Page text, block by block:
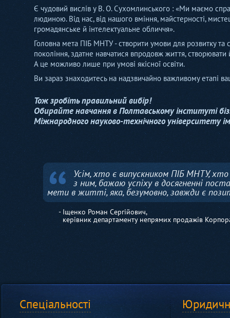
вступ без ЗНО
Полтавський
Є чудовий вислів у В. О. Сухомлинського : «Ми маємо
людиною. Від нас, від нашого вміння, майстерності,
громадянське й інтелектуальне обличчя».
Головна мета ПІБ МНТУ - створити умови для розвитку та
покоління, здатне навчатися впродовж життя, створювати
А це можливо лише при умові якісної освіти.
Ви зараз знаходитесь на надзвичайно важливому етапі
Тож зробіть правильний вибір!
Обирайте навчання в Полтавському інституті
Міжнародного науково-технічного університету
“ Усім, хто є випускником ПІБ МНТУ,
з ним, бажаю успіху в досягненні
мети в житті, яка, безумовно, завжди є
- Іщенко Роман Сергійович,
керівник департаменту непрямих продажів
Спеціальності